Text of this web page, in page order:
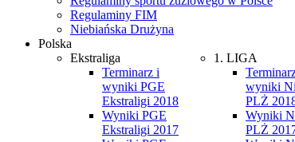
Regulaminy FIM
Niebiańska Drużyna
Polska
Ekstraliga
Terminarz i
wyniki PGE
Ekstraligi 2018
Wyniki PGE
Ekstraligi 2017
1. LIGA
wyniki
PLŻ
Wyniki
PLŻ